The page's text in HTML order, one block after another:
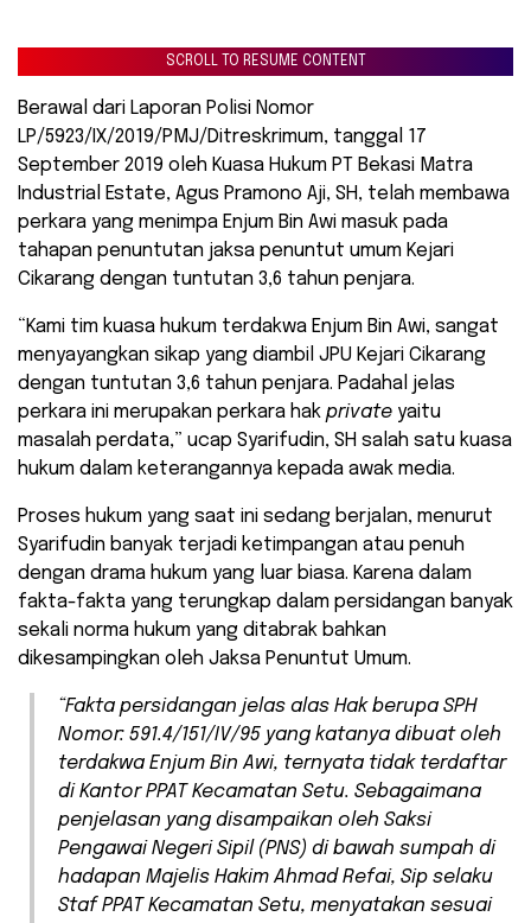
SCROLL TO RESUME CONTENT
Berawal dari Laporan Polisi Nomor
LP/5923/IX/2019/PMJ/Ditreskrimum, tanggal 17
September 2019 oleh Kuasa Hukum PT Bekasi Matra
Industrial Estate, Agus Pramono Aji, SH, telah membawa
perkara yang menimpa Enjum Bin Awi masuk pada
tahapan penuntutan jaksa penuntut umum Kejari
Cikarang dengan tuntutan 3,6 tahun penjara.
“Kami tim kuasa hukum terdakwa Enjum Bin Awi, sangat
menyayangkan sikap yang diambil JPU Kejari Cikarang
dengan tuntutan 3,6 tahun penjara. Padahal jelas
perkara ini merupakan perkara hak private yaitu
masalah perdata,” ucap Syarifudin, SH salah satu kuasa
hukum dalam keterangannya kepada awak media.
Proses hukum yang saat ini sedang berjalan, menurut
Syarifudin banyak terjadi ketimpangan atau penuh
dengan drama hukum yang luar biasa. Karena dalam
fakta-fakta yang terungkap dalam persidangan banyak
sekali norma hukum yang ditabrak bahkan
dikesampingkan oleh Jaksa Penuntut Umum.
“Fakta persidangan jelas alas Hak berupa SPH
Nomor: 591.4/151/IV/95 yang katanya dibuat oleh
terdakwa Enjum Bin Awi, ternyata tidak terdaftar
di Kantor PPAT Kecamatan Setu. Sebagaimana
penjelasan yang disampaikan oleh Saksi
Pengawai Negeri Sipil (PNS) di bawah sumpah di
hadapan Majelis Hakim Ahmad Refai, Sip selaku
Staf PPAT Kecamatan Setu, menyatakan sesuai